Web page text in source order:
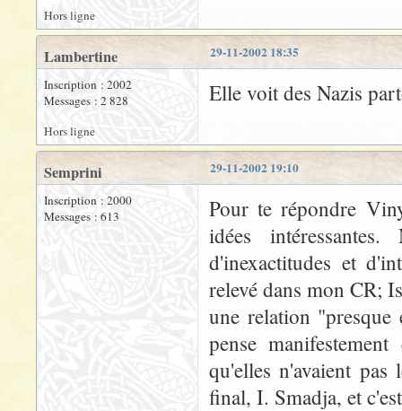
Hors ligne
29-11-2002 18:35
Lambertine
Inscription : 2002
Messages : 2 828
Elle voit des Nazis
Hors ligne
29-11-2002 19:10
Semprini
Inscription : 2000
Messages : 613
Pour te répondre
idées
d'inexactitudes et
relevé dans mon CR;
une relation
pense
qu'elles n'avaient
final, I. Smadja, et